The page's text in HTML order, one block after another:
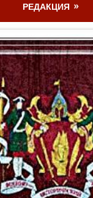
РЕДАКЦИЯ